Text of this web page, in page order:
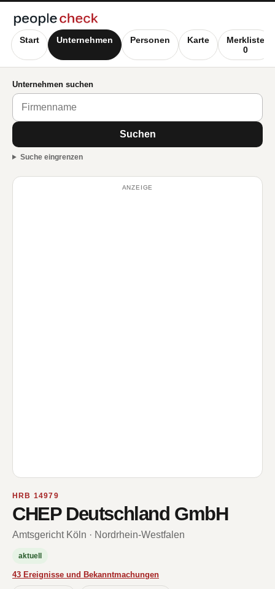
Start Unternehmen Personen Karte
Merkliste
0
Unternehmen suchen
Suchen
Suche eingrenzen
ANZEIGE
HRB 14979
CHEP Deutschland GmbH
Amtsgericht Köln · Nordrhein-Westfalen
aktuell
43 Ereignisse und Bekanntmachungen